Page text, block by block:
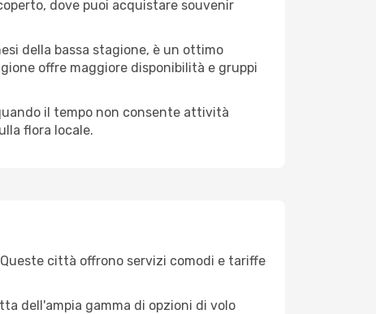
dove puoi acquistare souvenir
della bassa stagione, è un ottimo
offre maggiore disponibilità e gruppi
il tempo non consente attività
flora locale.
città offrono servizi comodi e tariffe
dell'ampia gamma di opzioni di volo